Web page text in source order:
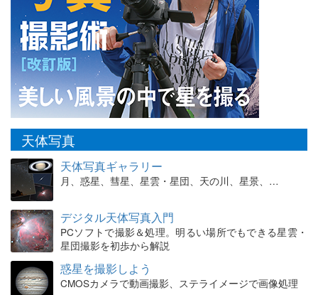
天体写真
天体写真ギャラリー
月、惑星、彗星、星雲・星団、天の川、星景、…
デジタル天体写真入門
PCソフトで撮影＆処理。明るい場所でもできる星雲・
星団撮影を初歩から解説
惑星を撮影しよう
CMOSカメラで動画撮影、ステライメージで画像処理